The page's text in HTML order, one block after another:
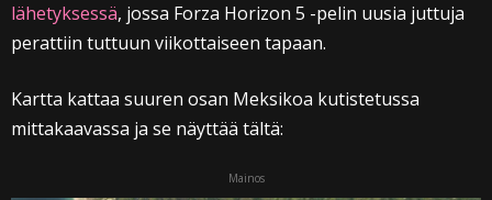
lähetyksessä, jossa Forza Horizon 5 -pelin uusia juttuja
perattiin tuttuun viikottaiseen tapaan.
Kartta kattaa suuren osan Meksikoa kutistetussa
mittakaavassa ja se näyttää tältä:
Mainos